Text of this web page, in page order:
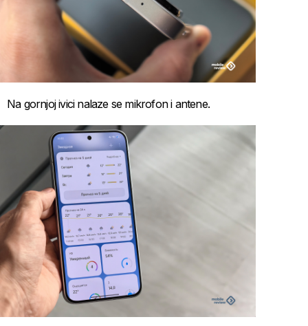
Na gornjoj ivici nalaze se mikrofon i antene.